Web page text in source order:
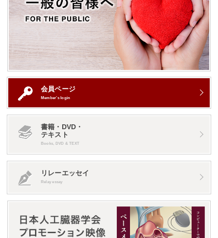
会員ページ
Member’s login
書籍・DVD・
テキスト
Books, DVD & TEXT
リレーエッセイ
Relay essay